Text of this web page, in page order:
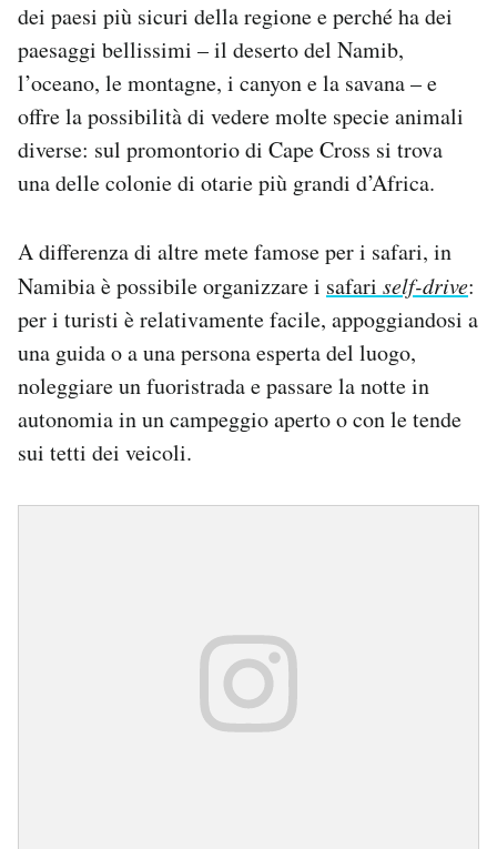
dei paesi più sicuri della regione e perché ha dei
paesaggi bellissimi – il deserto del Namib,
l’oceano, le montagne, i canyon e la savana – e
offre la possibilità di vedere molte specie animali
diverse: sul promontorio di Cape Cross si trova
una delle colonie di otarie più grandi d’Africa.
A differenza di altre mete famose per i safari, in
Namibia è possibile organizzare i safari self-drive:
per i turisti è relativamente facile, appoggiandosi a
una guida o a una persona esperta del luogo,
noleggiare un fuoristrada e passare la notte in
autonomia in un campeggio aperto o con le tende
sui tetti dei veicoli.